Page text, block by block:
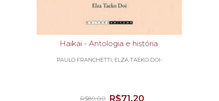
Haikai - Antologia e história
PAULO FRANCHETTI; ELZA TAEKO DOI-
R$71,20
R$89,00